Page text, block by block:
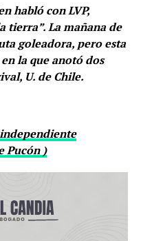
habló con LVP,
tierra”. La mañana de
goleadora, pero esta
la que anotó dos
U. de Chile.
Pucón )